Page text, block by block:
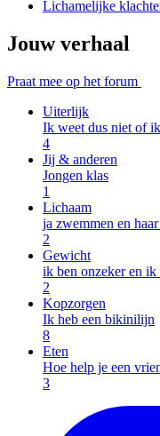
Lichamelijke
Jouw verhaal
Praat mee op het forum
Uiterlijk
Ik weet dus niet of
4
Jij & anderen
Jongen klas
1
Lichaam
ja zwemmen en
2
Gewicht
ik ben onzeker en
2
Kopzorgen
Ik heb een bikinilijn
8
Eten
Hoe help je een
3